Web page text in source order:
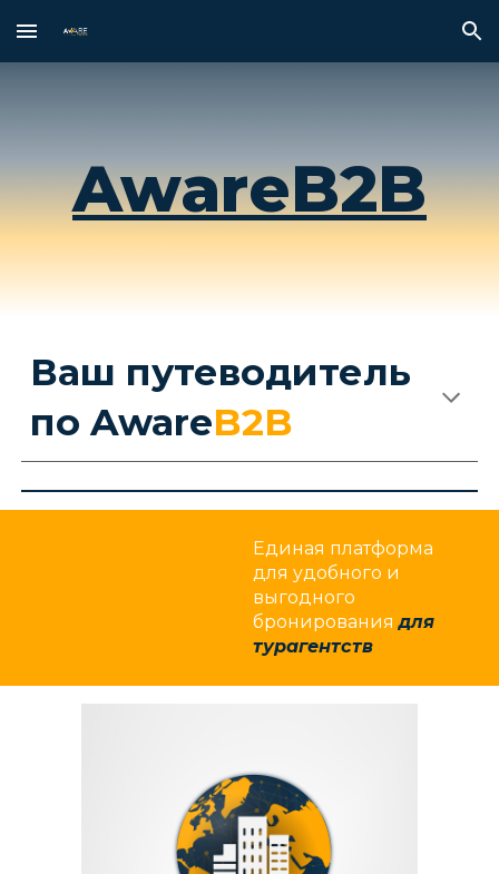
Skip to main content Skip to navigation
AwareB2B
Ваш путеводитель
по AwareB2B
Единая платформа
для удобного и
выгодного
бронирования для
турагентств